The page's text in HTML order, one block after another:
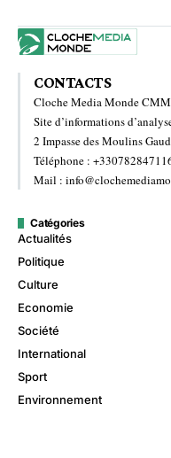
CONTACTS
Cloche Media Monde CMM
Site d’informations
2 Impasse des Moulins
Téléphone :
Mail :
Catégories
Actualités
Politique
Culture
Economie
Société
International
Sport
Environnement